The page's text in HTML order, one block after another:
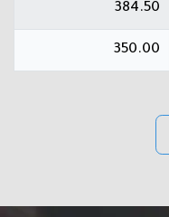
384.50
350.00